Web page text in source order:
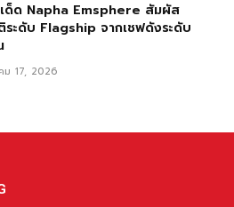
เด็ด Napha Emsphere สัมผัส
ระดับ Flagship จากเชฟดังระดับ
ม 17, 2026